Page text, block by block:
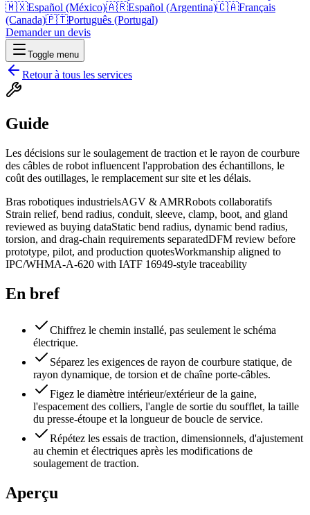
🇲🇽Español (México)🇦🇷Español (Argentina)🇨🇦Français
(Canada)🇵🇹Português (Portugal)
Demander un devis
Toggle menu
Retour à tous les services
Guide
Les décisions sur le soulagement de traction et le rayon de courbure
des câbles de robot influencent l'approbation des échantillons, le
coût des outillages, le remplacement sur site et les délais.
Bras robotiques industrielsAGV & AMRRobots collaboratifs
Strain relief, bend radius, conduit, sleeve, clamp, boot, and gland
reviewed as buying dataStatic bend radius, dynamic bend radius,
torsion, and drag-chain requirements separatedDFM review before
prototype, pilot, and production quotesWorkmanship aligned to
IPC/WHMA-A-620 with IATF 16949-style traceability
En bref
Chiffrez le chemin installé, pas seulement le schéma
électrique.
Séparez les exigences de rayon de courbure statique, de
rayon dynamique, de torsion et de chaîne porte-câbles.
Figez le diamètre intérieur/extérieur de la gaine,
l'espacement des colliers, l'angle de sortie du soufflet, la taille
du presse-étoupe et la longueur de boucle de service.
Répétez les essais de traction, dimensionnels, d'ajustement
au chemin et électriques après les modifications de
soulagement de traction.
Aperçu